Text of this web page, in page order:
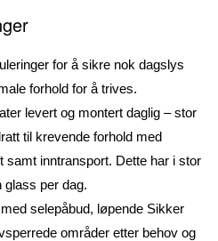
for å sikre nok dagslys
forhold for å trives.
levert og montert daglig – stor
til krevende forhold med
samt inntransport. Dette har i stor
glass per dag.
selepåbud, løpende Sikker
områder etter behov og